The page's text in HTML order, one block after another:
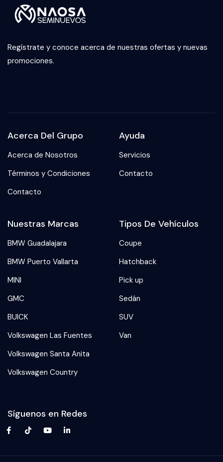
Regístrate y conoce acerca de nuestras ofertas y nuevas
promociones.
Acerca Del Grupo
Acerca de Nosotros
Términos y Condiciones
Contacto
Ayuda
Servicios
Contacto
Nuestras Marcas
BMW Guadalajara
BMW Puerto Vallarta
MINI
GMC
BUICK
Volkswagen Las Fuentes
Volkswagen Santa Anita
Volkswagen Country
Tipos De Vehículos
Coupe
Hatchback
Pick up
Sedán
SUV
Van
Síguenos en Redes